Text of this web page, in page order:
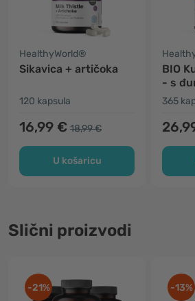
HealthyWorld®
Sikavica + artičoka
120 kapsula
16,99 € 18,99 €
U košaricu
BIO
- s
365
Slični proizvodi
-21% -13%